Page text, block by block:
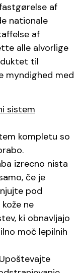
af
nationale
af
alle alvorlige
til
myndighed med
sistem
kompletu so
izrecno nista
če je
pod
ne
ki obnavljajo
moč lepilnih